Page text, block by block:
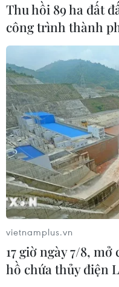
Thu hồi 89 ha đất
công trình thành
vietnamplus.vn
17 giờ ngày 7/8,
hồ chứa thủy điện